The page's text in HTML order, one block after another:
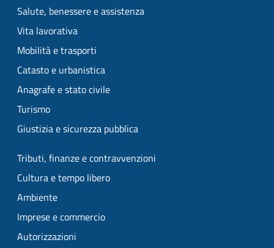
Salute, benessere e assistenza
Vita lavorativa
Mobilità e trasporti
Catasto e urbanistica
Anagrafe e stato civile
Turismo
Giustizia e sicurezza pubblica
Tributi, finanze e contravvenzioni
Cultura e tempo libero
Ambiente
Imprese e commercio
Autorizzazioni